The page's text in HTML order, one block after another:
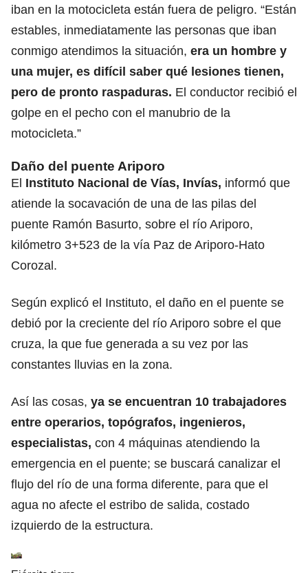
iban en la motocicleta están fuera de peligro. “Están
estables, inmediatamente las personas que iban
conmigo atendimos la situación, era un hombre y
una mujer, es difícil saber qué lesiones tienen,
pero de pronto raspaduras. El conductor recibió el
golpe en el pecho con el manubrio de la
motocicleta.”
Daño del puente Ariporo
El Instituto Nacional de Vías, Invías, informó que
atiende la socavación de una de las pilas del
puente Ramón Basurto, sobre el río Ariporo,
kilómetro 3+523 de la vía Paz de Ariporo-Hato
Corozal.
Según explicó el Instituto, el daño en el puente se
debió por la creciente del río Ariporo sobre el que
cruza, la que fue generada a su vez por las
constantes lluvias en la zona.
Así las cosas, ya se encuentran 10 trabajadores
entre operarios, topógrafos, ingenieros,
especialistas, con 4 máquinas atendiendo la
emergencia en el puente; se buscará canalizar el
flujo del río de una forma diferente, para que el
agua no afecte el estribo de salida, costado
izquierdo de la estructura.